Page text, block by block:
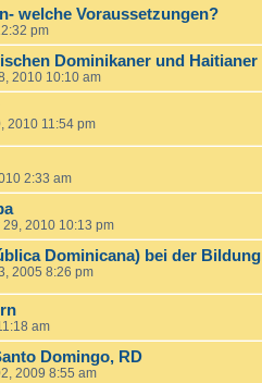
welche Voraussetzungen?
pm
Dominikaner und Haitianer
2010 10:10 am
2010 11:54 pm
2:33 am
29, 2010 10:13 pm
Dominicana) bei der Bildung
2005 8:26 pm
am
Domingo, RD
2009 8:55 am